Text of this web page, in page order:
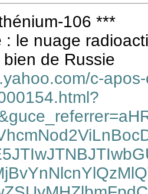
106 ***
: le nuage
de Russie
c-